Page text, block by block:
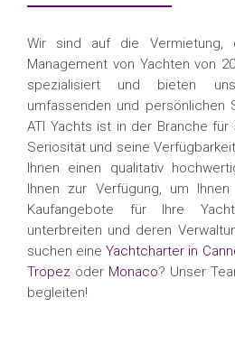
Wir sind auf die Vermietung,
Management von Yachten von
spezialisiert und bieten
umfassenden und persönlichen
ATI Yachts ist in der Branche für
Seriosität und seine
Ihnen einen qualitativ
Ihnen zur Verfügung, um
Kaufangebote für Ihre
unterbreiten und deren
suchen eineYachtcharter in
Tropez oder Monaco? Unser
begleiten!